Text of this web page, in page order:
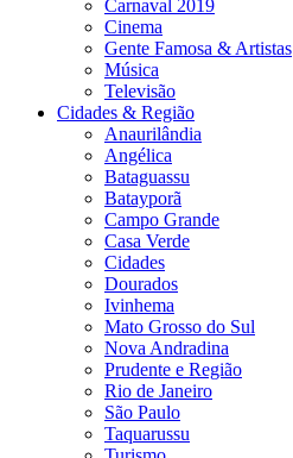
Carnaval 2019
Cinema
Gente Famosa & Artistas
Música
Televisão
Cidades & Região
Anaurilândia
Angélica
Bataguassu
Batayporã
Campo Grande
Casa Verde
Cidades
Dourados
Ivinhema
Mato Grosso do Sul
Nova Andradina
Prudente e Região
Rio de Janeiro
São Paulo
Taquarussu